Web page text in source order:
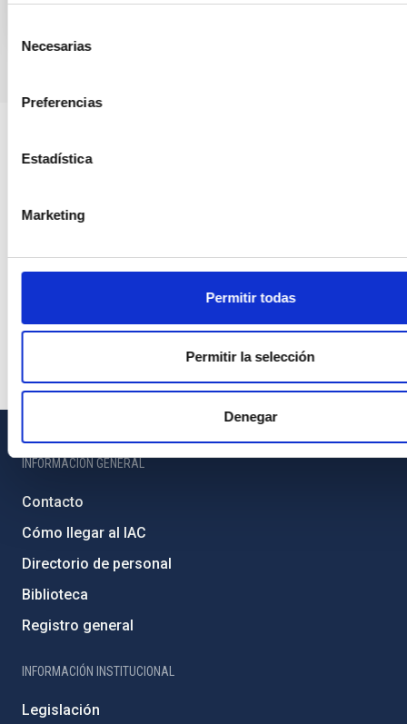
Necesarias
Preferencias
Estadística
Marketing
Permitir todas
Permitir la selección
Denegar
INFORMACIÓN GENERAL
Contacto
Cómo llegar al IAC
Directorio de personal
Biblioteca
Registro general
INFORMACIÓN INSTITUCIONAL
Legislación